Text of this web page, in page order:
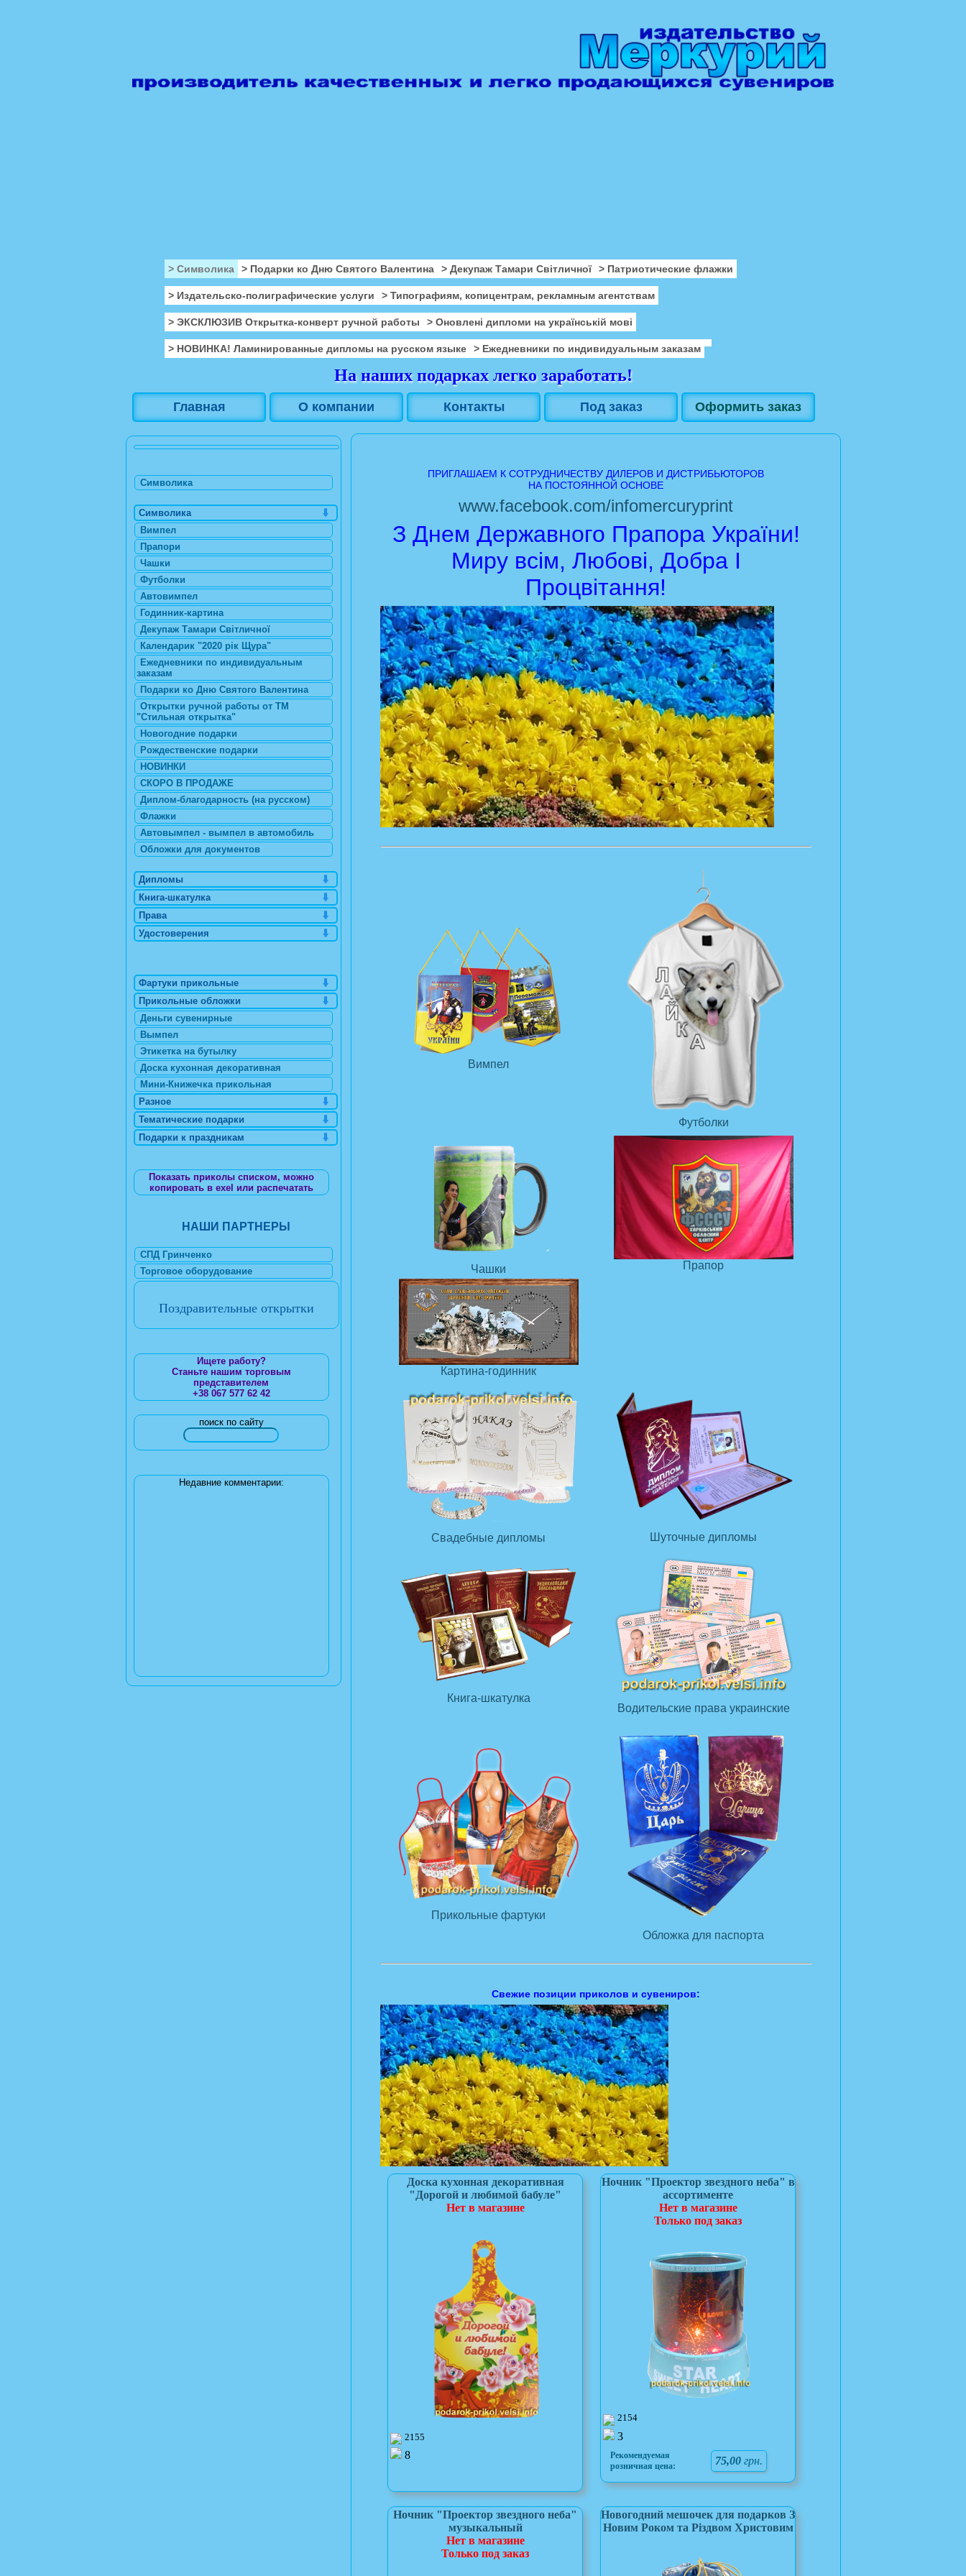
> Символика > Подарки ко Дню Святого Валентина > Декупаж Тамари Світличної > Патриотические флажки
> Издательско-полиграфические услуги > Типографиям, копицентрам, рекламным агентствам
> ЭКСКЛЮЗИВ Открытка-конверт ручной работы > Оновлені дипломи на українській мові
> НОВИНКА! Ламинированные дипломы на русском языке > Ежедневники по индивидуальным заказам
На наших подарках легко заработать!
Главная О компании Контакты Под заказ Оформить заказ
ПРИГЛАШАЕМ К СОТРУДНИЧЕСТВУ ДИЛЕРОВ И ДИСТРИБЬЮТОРОВ
НА ПОСТОЯННОЙ ОСНОВЕ
www.facebook.com/infomercuryprint
З Днем Державного Прапора України!
Миру всім, Любові, Добра І
Процвітання!
Вимпел
Футболки
Чашки Прапор
Картина-годинник
Свадебные дипломы Шуточные дипломы
Книга-шкатулка
Водительские права украинские
Прикольные фартуки
Обложка для паспорта
Свежие позиции приколов и сувениров:
Доска кухонная декоративная
"Дорогой и любимой бабуле"
Нет в магазине
2155
8
Ночник "Проектор звездного неба" в
ассортименте
Нет в магазине
Только под заказ
2154
3
Рекомендуемая
розничная цена:
75,00 грн.
Ночник "Проектор звездного неба"
музыкальный
Нет в магазине
Только под заказ
Новогодний мешочек для подарков З
Новим Роком та Рiздвом Христовим
Символика
Символика
Вимпел
Прапори
Чашки
Футболки
Автовимпел
Годинник-картина
Декупаж Тамари Світличної
Календарик "2020 рік Щура"
Ежедневники по индивидуальным
заказам
Подарки ко Дню Святого Валентина
Открытки ручной работы от ТМ
"Стильная открытка"
Новогодние подарки
Рождественские подарки
НОВИНКИ
СКОРО В ПРОДАЖЕ
Диплом-благодарность (на русском)
Флажки
Автовымпел - вымпел в автомобиль
Обложки для документов
Дипломы
Книга-шкатулка
Права
Удостоверения
Фартуки прикольные
Прикольные обложки
Деньги сувенирные
Вымпел
Этикетка на бутылку
Доска кухонная декоративная
Мини-Книжечка прикольная
Разное
Тематические подарки
Подарки к праздникам
Показать приколы списком, можно
копировать в exel или распечатать
НАШИ ПАРТНЕРЫ
СПД Гринченко
Торговое оборудование
Поздравительные открытки
Ищете работу?
Станьте нашим торговым
представителем
+38 067 577 62 42
поиск по сайту
Недавние комментарии: